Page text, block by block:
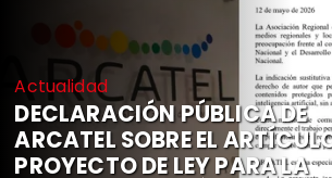
Actualidad
DECLARACIÓN PÚBLICA DE
ARCATEL SOBRE EL
PROYECTO DE LEY PARA LA